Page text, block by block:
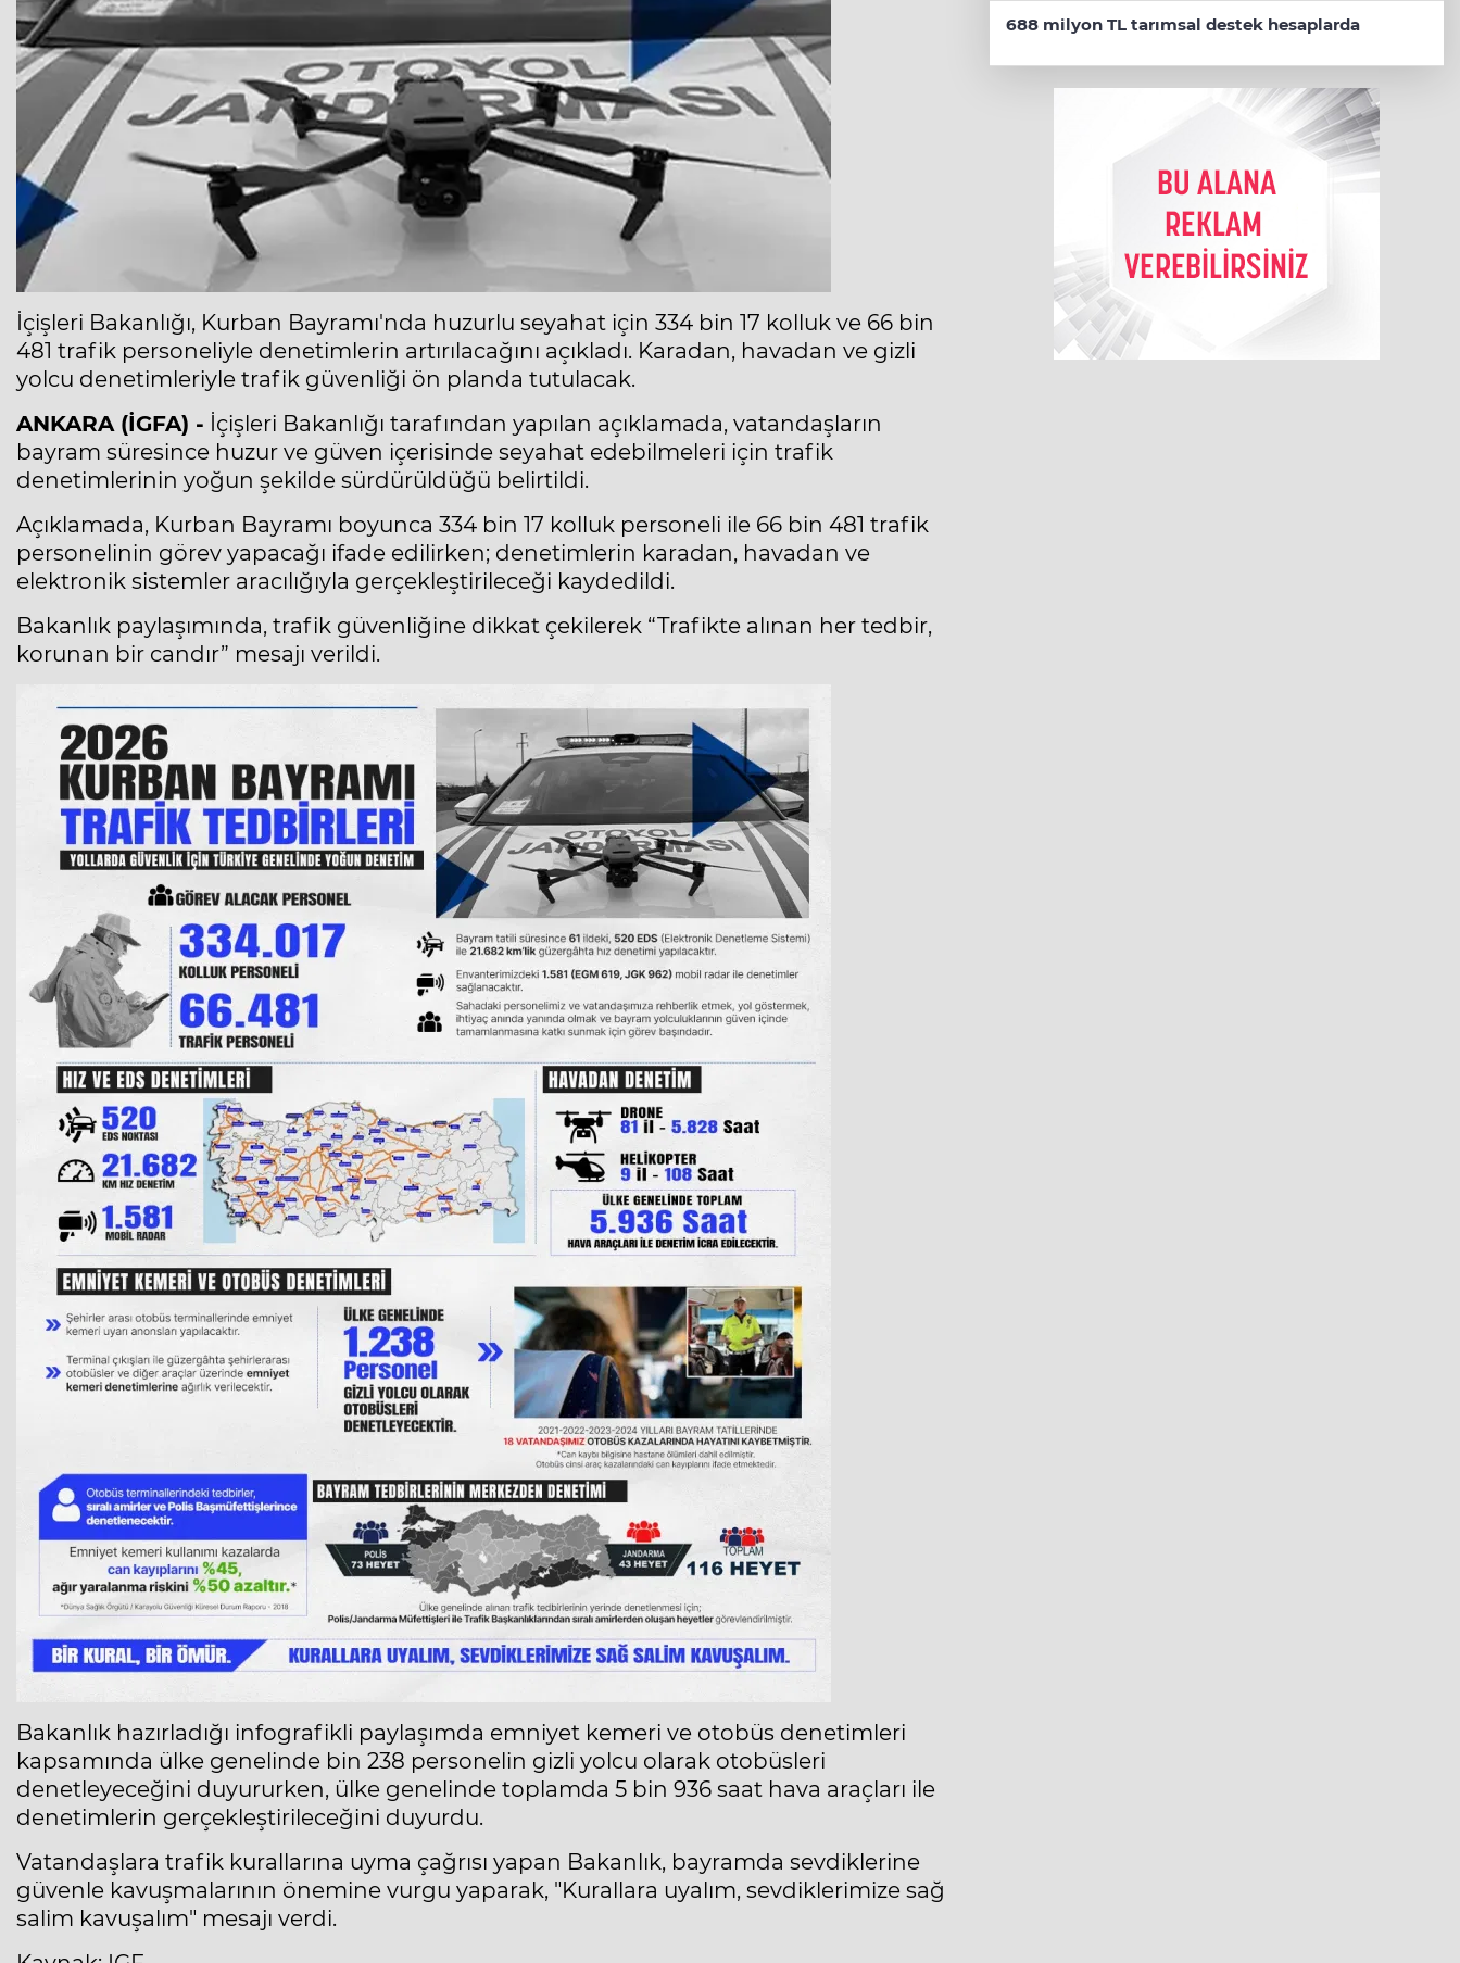
İçişleri Bakanlığı, Kurban Bayramı'nda huzurlu seyahat için 334 bin 17 kolluk ve 66 bin
481 trafik personeliyle denetimlerin artırılacağını açıkladı. Karadan, havadan ve gizli
yolcu denetimleriyle trafik güvenliği ön planda tutulacak.
ANKARA (İGFA) - İçişleri Bakanlığı tarafından yapılan açıklamada, vatandaşların
bayram süresince huzur ve güven içerisinde seyahat edebilmeleri için trafik
denetimlerinin yoğun şekilde sürdürüldüğü belirtildi.
Açıklamada, Kurban Bayramı boyunca 334 bin 17 kolluk personeli ile 66 bin 481 trafik
personelinin görev yapacağı ifade edilirken; denetimlerin karadan, havadan ve
elektronik sistemler aracılığıyla gerçekleştirileceği kaydedildi.
Bakanlık paylaşımında, trafik güvenliğine dikkat çekilerek “Trafikte alınan her tedbir,
korunan bir candır” mesajı verildi.
Bakanlık hazırladığı infografikli paylaşımda emniyet kemeri ve otobüs denetimleri
kapsamında ülke genelinde bin 238 personelin gizli yolcu olarak otobüsleri
denetleyeceğini duyururken, ülke genelinde toplamda 5 bin 936 saat hava araçları ile
denetimlerin gerçekleştirileceğini duyurdu.
Vatandaşlara trafik kurallarına uyma çağrısı yapan Bakanlık, bayramda sevdiklerine
güvenle kavuşmalarının önemine vurgu yaparak, "Kurallara uyalım, sevdiklerimize sağ
salim kavuşalım" mesajı verdi.
688 milyon TL tarımsal destek hesaplarda